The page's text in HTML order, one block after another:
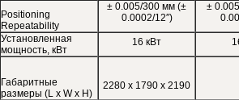
Positioning
Repeatability
± 0.005/300 мм (±
0.0002/12″)
±
Установленная
мощность, кВт
16 кВт
Габаритные
размеры (L x W x H)
2280 x 1790 x 2190